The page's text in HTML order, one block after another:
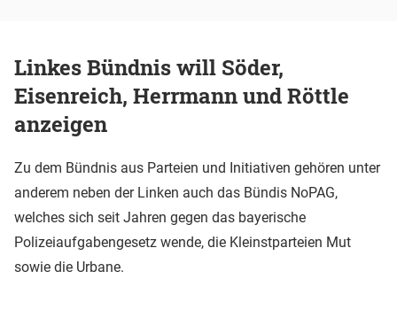
Linkes Bündnis will Söder,
Eisenreich, Herrmann und Röttle
anzeigen
Zu dem Bündnis aus Parteien und Initiativen gehören unter
anderem neben der Linken auch das Bündis NoPAG,
welches sich seit Jahren gegen das bayerische
Polizeiaufgabengesetz wende, die Kleinstparteien Mut
sowie die Urbane.